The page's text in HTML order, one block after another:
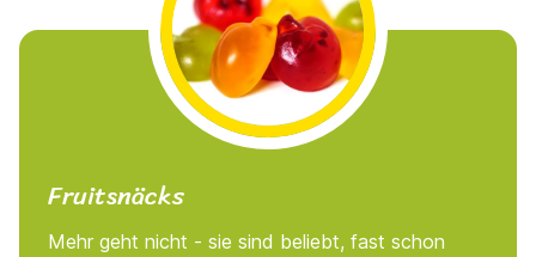
Fruitsnäcks
Mehr geht nicht - sie sind beliebt, fast schon